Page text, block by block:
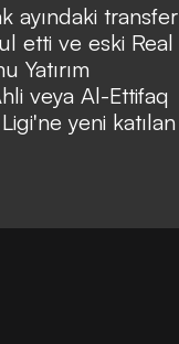
ayındaki transfer
etti ve eski Real
Yatırım
veya Al-Ettifaq
yeni katılan